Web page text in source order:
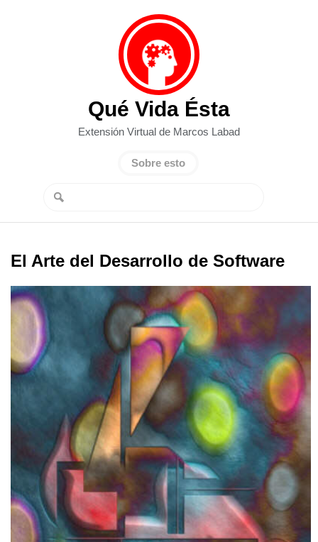
Qué Vida Ésta
Extensión Virtual de Marcos Labad
Sobre esto
El Arte del Desarrollo de Software